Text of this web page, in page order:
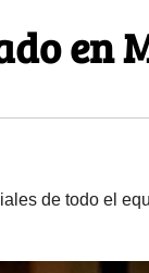
en
de todo el